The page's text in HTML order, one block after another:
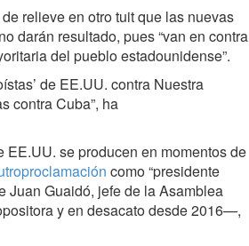
relieve en otro tuit que las nuevas
darán resultado, pues “van en contra
del pueblo estadounidense”.
de EE.UU. contra Nuestra
contra Cuba”, ha
se producen en momentos de
como “presidente
Juan Guaidó, jefe de la Asamblea
y en desacato desde 2016—,